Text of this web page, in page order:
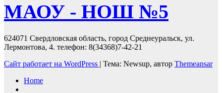
МАОУ - НОШ №5
624071 Свердловская область, город Среднеуральск, ул.
Лермонтова, 4. телефон: 8(34368)7-42-21
Сайт работает на WordPress | Тема: Newsup, автор Themeansar
Home